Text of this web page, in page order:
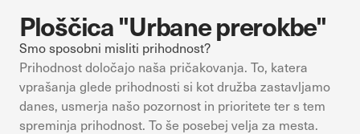
Ploščica "Urbane prerokbe"
Smo sposobni misliti prihodnost?
Prihodnost določajo naša pričakovanja. To, katera
vprašanja glede prihodnosti si kot družba zastavljamo
danes, usmerja našo pozornost in prioritete ter s tem
spreminja prihodnost. To še posebej velja za mesta.
in izboljšamo učinkovitost delovanja našega spletnega mesta. Z
njimi prepoznamo, katera mesta so najbolj in najmanj priljubljena,
in opazujemo, kako se obiskovalci pomikajo po spletnem mestu.
Podatki, ki jih piškotki zbirajo, so združeni in anonimni. Če
uporabo teh piškotkov zavrnete, ne bomo vedeli, kdaj ste
obiskali naše spletno mesto.